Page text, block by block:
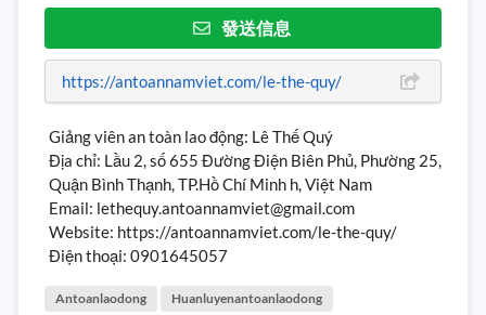
發送信息
https://antoannamviet.com/le-the-quy/
Giảng viên an toàn lao động: Lê Thế Quý
Địa chỉ: Lầu 2, số 655 Đường Điện Biên Phủ, Phường 25,
Quận Bình Thạnh, TP.Hồ Chí Minh h, Việt Nam
Email: lethequy.antoannamviet@gmail.com
Website: https://antoannamviet.com/le-the-quy/
Điện thoại: 0901645057
Antoanlaodong
Huanluyenantoanlaodong